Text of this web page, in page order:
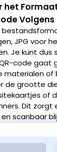
het
JPG voor
Je kunt dus
code gaat
materialen of
de grootte
of
Dit zorgt
scanbaar